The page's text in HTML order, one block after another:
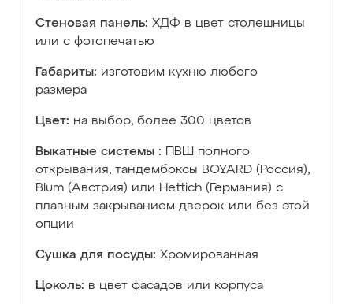
Стеновая панель: ХДФ в цвет столешницы
или с фотопечатью
Габариты: изготовим кухню любого
размера
Цвет: на выбор, более 300 цветов
Выкатные системы :
ПВШ полного
открывания, тандембоксы BOYARD (Россия),
Blum (Австрия) или Hettich (Германия) с
плавным закрыванием дверок или без этой
опции
Сушка для посуды: Хромированная
Цоколь: в цвет фасадов или корпуса